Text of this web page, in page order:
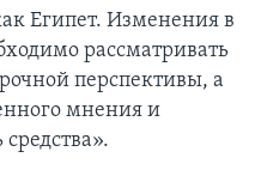
Египет. Изменения в
рассматривать
перспективы, а
мнения и